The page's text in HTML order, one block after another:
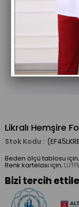
Likralı Hemşire
Beden ölçü tablosu için;
Renk kartelası için;
Bizi tercih